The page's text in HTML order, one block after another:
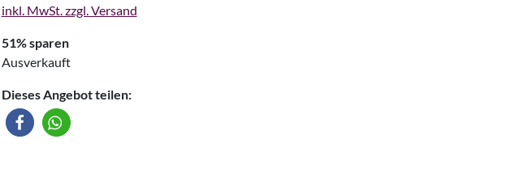
inkl. MwSt. zzgl. Versand
51% sparen
Ausverkauft
Dieses Angebot teilen: